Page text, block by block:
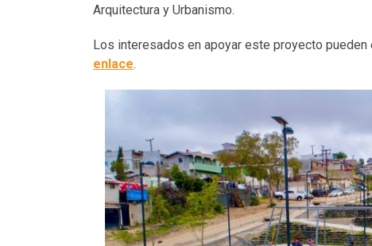
Arquitectura y Urbanismo.
Los interesados en apoyar este proyecto
enlace.